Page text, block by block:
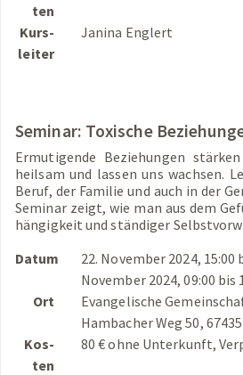
ten
Kurs­
lei­ter
Ja­ni­na Eng­lert
Se­mi­nar: To­xi­sche
Er­mu­ti­gen­de Be­zie­hun­gen
heil­sam und las­sen uns wach­sen.
Beruf, der Fa­mi­lie und auch in der
Se­mi­nar zeigt, wie man aus dem
hän­gig­keit und stän­di­ger
Datum
22. No­vem­ber 2024, 15:00
No­vem­ber 2024, 09:00 bis
Ort
Evan­ge­li­sche
Ham­ba­cher Weg 50,
Kos­
ten
80 € ohne Un­ter­kunft,